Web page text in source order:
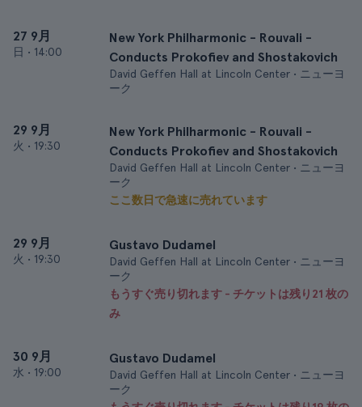
27 9月
日 • 14:00
New York Philharmonic - Rouvali -
Conducts Prokofiev and Shostakovich
David Geffen Hall at Lincoln Center • ニューヨ
ーク
29 9月
火 • 19:30
New York Philharmonic - Rouvali -
Conducts Prokofiev and Shostakovich
David Geffen Hall at Lincoln Center • ニューヨ
ーク
ここ数日で急速に売れています
29 9月
火 • 19:30
Gustavo Dudamel
David Geffen Hall at Lincoln Center • ニューヨ
ーク
もうすぐ売り切れます - チケットは残り21 枚の
み
30 9月
水 • 19:00
Gustavo Dudamel
David Geffen Hall at Lincoln Center • ニューヨ
ーク